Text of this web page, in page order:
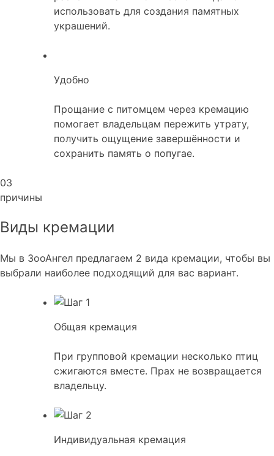
использовать для создания памятных
украшений.
Удобно
Прощание с питомцем через кремацию
помогает владельцам пережить утрату,
получить ощущение завершённости и
сохранить память о попугае.
03
причины
Виды кремации
Мы в ЗооАнгел предлагаем 2 вида кремации, чтобы вы
выбрали наиболее подходящий для вас вариант.
Общая кремация
При групповой кремации несколько птиц
сжигаются вместе. Прах не возвращается
владельцу.
Индивидуальная кремация